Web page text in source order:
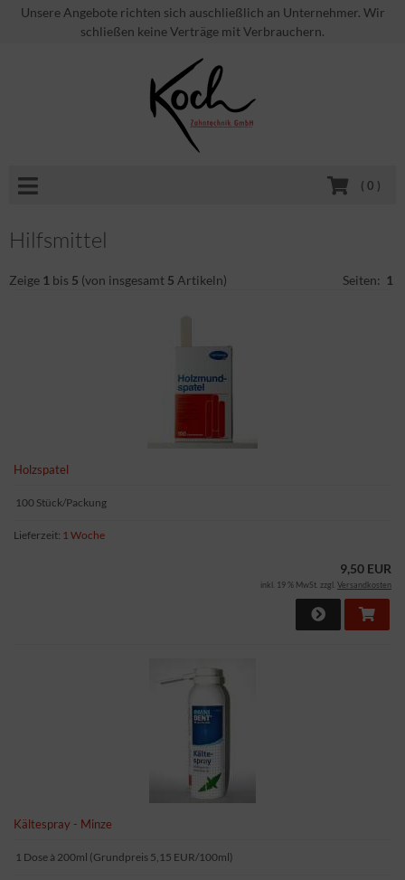
Unsere Angebote richten sich auschließlich an Unternehmer. Wir
schließen keine Verträge mit Verbrauchern.
( 0 )
Hilfsmittel
Zeige 1 bis 5 (von insgesamt 5 Artikeln) Seiten: 1
Holzspatel
100 Stück/Packung
Lieferzeit: 1 Woche
9,50 EUR
inkl. 19 % MwSt. zzgl. Versandkosten
Kältespray - Minze
1 Dose à 200ml (Grundpreis 5,15 EUR/100ml)